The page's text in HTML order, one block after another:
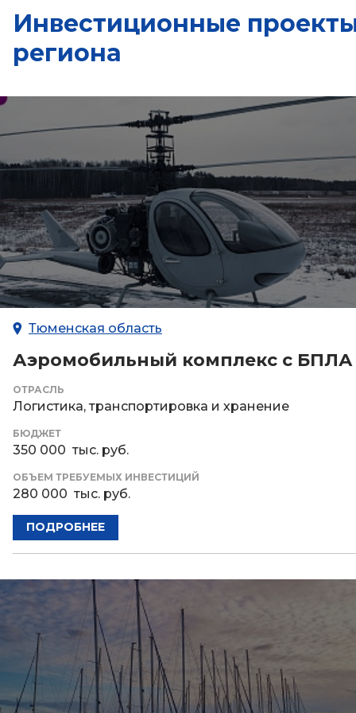
Инвестиционные
региона
Аэромобильный комплекс с БПЛА
Тюменская область
ОТРАСЛЬ
Логистика, транспортировка и хранение
БЮДЖЕТ
350 000 тыс. руб.
ОБЪЕМ ТРЕБУЕМЫХ ИНВЕСТИЦИЙ
280 000 тыс. руб.
ПОДРОБНЕЕ